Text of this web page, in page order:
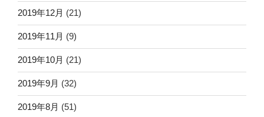
2019年12月 (21)
2019年11月 (9)
2019年10月 (21)
2019年9月 (32)
2019年8月 (51)